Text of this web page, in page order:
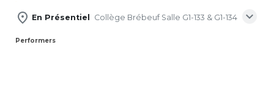
place En Présentiel Collège Brébeuf Salle G1-133 & G1-134 expand_more
Performers